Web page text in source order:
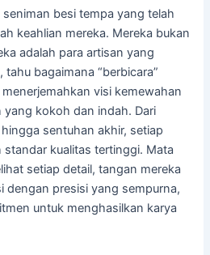
besi tempa yang telah
keahlian mereka. Mereka bukan
adalah para artisan yang
bagaimana “berbicara”
visi kemewahan
yang kokoh dan indah. Dari
sentuhan akhir, setiap
kualitas tertinggi. Mata
setiap detail, tangan mereka
dengan presisi yang sempurna,
untuk menghasilkan karya